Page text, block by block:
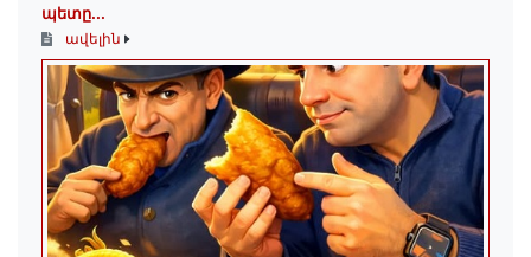
պետը...
ավելին